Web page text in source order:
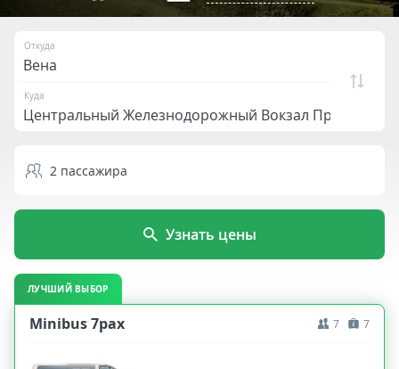
Откуда
Куда
2 пассажира
Узнать цены
ЛУЧШИЙ ВЫБОР
Minibus 7pax 7 7